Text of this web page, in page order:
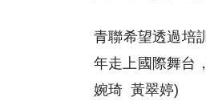
青聯希望透過培
年走上國際舞台
婉琦 黃翠婷)